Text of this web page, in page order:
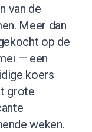
van de
Meer dan
op de
— een
koers
grote
weken.